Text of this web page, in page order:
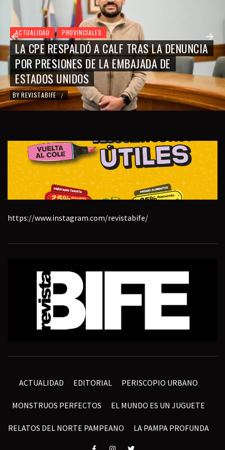
ACTUALIDAD PROVINCIALES
LA CPE RESPALDÓ A CALF TRAS LA DENUNCIA
POR PRESIONES DE LA EMBAJADA DE
ESTADOS UNIDOS
BY REVISTABIFE /
https://www.instagram.com/revistabife/
ACTUALIDAD EDITORIAL PERISCOPIO URBANO
MONSTRUOS PERFECTOS EL MUNDO ES UN JUGUETE
RELATOS DEL NORTE PAMPEANO LA PAMPA PROFUNDA
ElementoElementoElemento